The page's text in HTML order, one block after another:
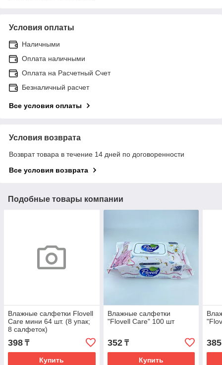
Условия оплаты
Наличными
Оплата наличными
Оплата на Расчетный Счет
Безналичный расчет
Все условия оплаты
Условия возврата
Возврат товара в течение 14 дней по договоренности
Все условия возврата
Подобные товары компании
Влажные салфетки Flovell
Care мини 64 шт. (8 упак;
8 салфеток)
398 ₸
Купить
Влажные салфетки
"Flovell Care" 100 шт
352₸
Купить
385